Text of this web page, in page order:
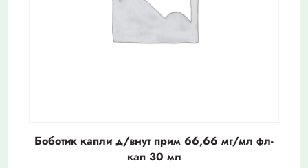
Боботик капли д/внут прим 66,66 мг/мл фл-
кап 30 мл